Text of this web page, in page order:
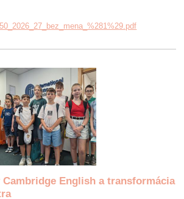
Cambridge English a transformácia